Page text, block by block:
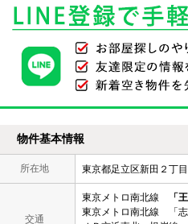
物件基本情報
所在地 東京都足立区新田２丁
交通
東京メトロ南北線 「
東京メトロ南北線 「